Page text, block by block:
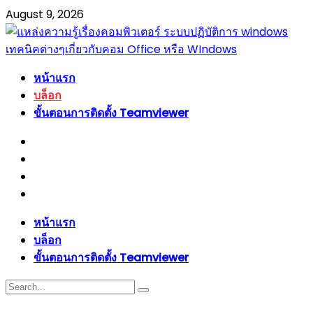
August 9, 2026
หน้าแรก
บล็อก
ขั้นตอนการติดตั้ง Teamviewer
หน้าแรก
บล็อก
ขั้นตอนการติดตั้ง Teamviewer